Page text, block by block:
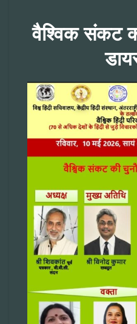
वैश्विक संकट